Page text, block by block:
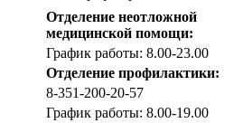
Отделение неотложной
медицинской помощи:
График работы: 8.00-23.00
Отделение профилактики:
8-351-200-20-57
График работы: 8.00-19.00